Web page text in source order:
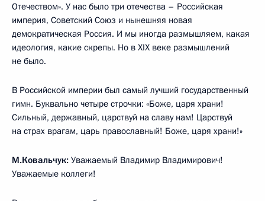
Отечеством». У нас было три отечества – Российская
империя, Советский Союз и нынешняя новая
демократическая Россия. И мы иногда размышляем, какая
идеология, какие скрепы. Но в XIX веке размышлений
не было.
В Российской империи был самый лучший государственный
гимн. Буквально четыре строчки: «Боже, царя храни!
Сильный, державный, царствуй на славу нам! Царствуй
на страх врагам, царь православный! Боже, царя храни!»
М.Ковальчук: Уважаемый Владимир Владимирович!
Уважаемые коллеги!